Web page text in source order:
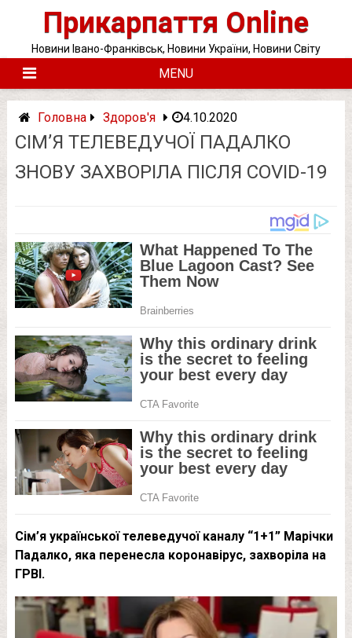
Прикарпаття Online
Новини Івано-Франківськ, Новини України, Новини Світу
MENU
Головна Здоров'я 4.10.2020
СІМ’Я ТЕЛЕВЕДУЧОЇ ПАДАЛКО
ЗНОВУ ЗАХВОРІЛА ПІСЛЯ COVID-19
Сім’я української телеведучої каналу “1+1” Марічки
Падалко, яка перенесла коронавірус, захворіла на
ГРВІ.